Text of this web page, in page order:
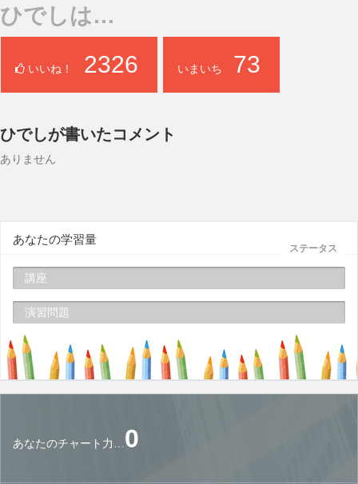
ひでしは…
いいね！ 2326 いまいち 73
ひでしが書いたコメント
ありません
ステータス
あなたの学習量
講座
演習問題
あなたのチャート力… 0